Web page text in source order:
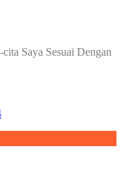
Saya Sesuai Dengan